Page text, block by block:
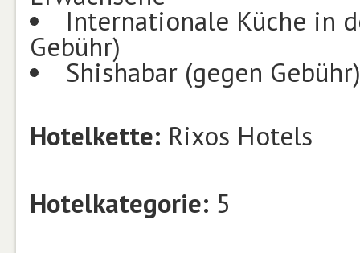
Internationale Küche in
Gebühr)
Shishabar (gegen Gebühr)
Hotelkette: Rixos Hotels
Hotelkategorie: 5